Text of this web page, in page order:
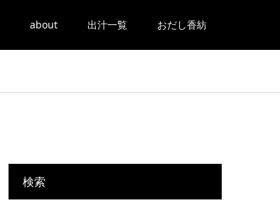
about 出汁一覧 おだし香紡
検索